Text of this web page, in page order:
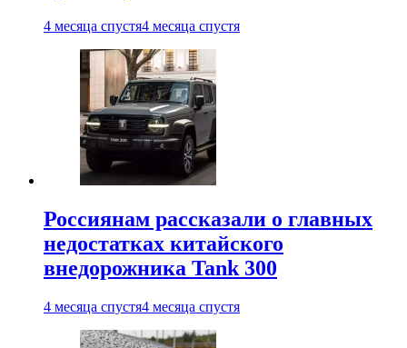
4 месяца спустя4 месяца спустя
Россиянам рассказали о главных
недостатках китайского
внедорожника Tank 300
4 месяца спустя4 месяца спустя